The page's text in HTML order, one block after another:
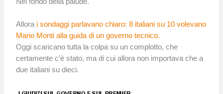
Allora i sondaggi parlavano chiaro: 8 italiani su 10 volevano
Mario Monti alla guida di un governo tecnico.
Oggi scaricano tutta la colpa su un complotto, che
certamente c’è stato, ma di cui allora non importava che a
due italiani su dieci.